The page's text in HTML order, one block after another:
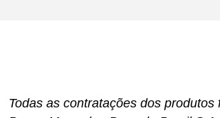
Todas as contratações dos produtos